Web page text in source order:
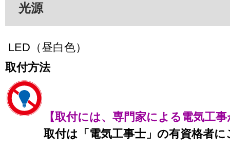
光源
LED（昼白色）
取付方法
【取付には、専門家による電気工
取付は「電気工事士」の有資格者